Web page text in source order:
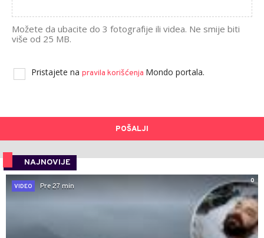
Možete da ubacite do 3 fotografije ili videa. Ne smije biti
više od 25 MB.
Pristajete na pravila korišćenja Mondo portala.
POŠALJI
NAJNOVIJE
0
VIDEO
Pre 27 min